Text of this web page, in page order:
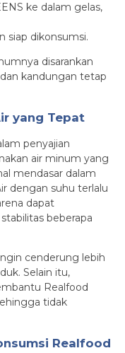
ke dalam gelas,
siap dikonsumsi.
disarankan
kandungan tetap
yang Tepat
penyajian
air minum yang
mendasar dalam
dengan suhu terlalu
dapat
beberapa
cenderung lebih
Selain itu,
Realfood
tidak
Realfood